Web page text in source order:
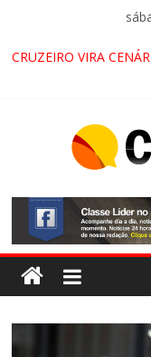
CRUZEIRO VIRA
PROMOTOR DO
ACESSO À
ALTERNATIVAS
LORENA,
PELA FÁBRICA DA